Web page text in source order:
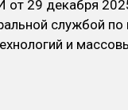
от 29 декабря
службой по
и